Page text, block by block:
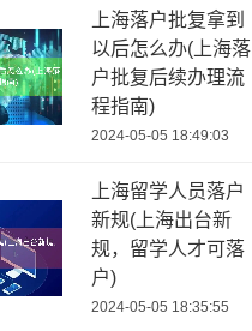
上海落户批复拿到
以后怎么办(上海落
户批复后续办理流
程指南)
2024-05-05 18:49:03
上海留学人员落户
新规(上海出台新
规，留学人才可落
户)
2024-05-05 18:35:55